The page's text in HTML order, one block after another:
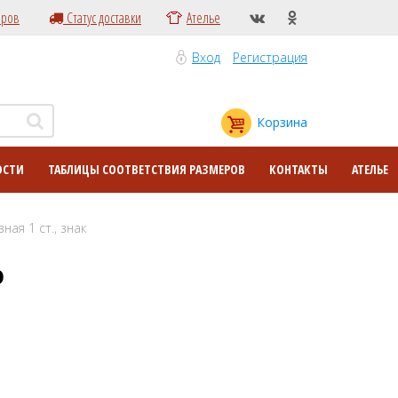
Статус доставки Ателье
Вход Регистрация
Корзина
ТАБЛИЦЫ СООТВЕТСТВИЯ РАЗМЕРОВ КОНТАКТЫ АТЕЛЬЕ
1 ст., знак